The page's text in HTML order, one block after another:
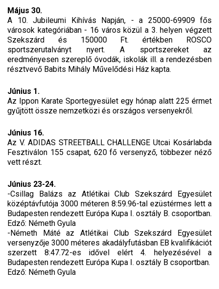
Május 30.
A 10. Jubileumi Kihívás Napján, - a 25000-69909 fős
városok kategóriában - 16 város közül a 3. helyen végzett
Szekszárd és 150000 Ft. értékben ROSCO
sportszerutalványt nyert. A sportszereket az
eredményesen szereplő óvodák, iskolák ill. a rendezésben
résztvevő Babits Mihály Művelődési Ház kapta.
Június 1.
Az Ippon Karate Sportegyesület egy hónap alatt 225 érmet
gyűjtött össze nemzetközi és országos versenyekről.
Június 16.
Az V. ADIDAS STREETBALL CHALLENGE Utcai Kosárlabda
Fesztiválon 155 csapat, 620 fő versenyző, többezer néző
vett részt.
Június 23-24.
-Csillag Balázs az Atlétikai Club Szekszárd Egyesület
középtávfutója 3000 méteren 8:59.96-tal ezüstérmes lett a
Budapesten rendezett Európa Kupa I. osztály B. csoportban.
Edző: Németh Gyula
-Németh Máté az Atlétikai Club Szekszárd Egyesület
versenyzője 3000 méteres akadályfutásban EB kvalifikációt
szerzett 8:47.72-es idővel elért 4. helyezésével a
Budapesten rendezett Európa Kupa I. osztály B csoportban.
Edző: Németh Gyula